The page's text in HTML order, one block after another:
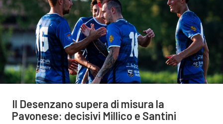
Il Desenzano supera di misura la
Pavonese: decisivi Millico e Santini